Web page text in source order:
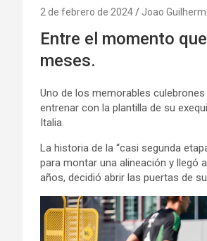
2 de febrero de 2024 Joao
Entre el momento
meses.
Uno de los memorables
entrenar con la plantilla de su
Italia.
La historia de la “casi segunda
para montar una alineación y llegó
años, decidió abrir las puertas de